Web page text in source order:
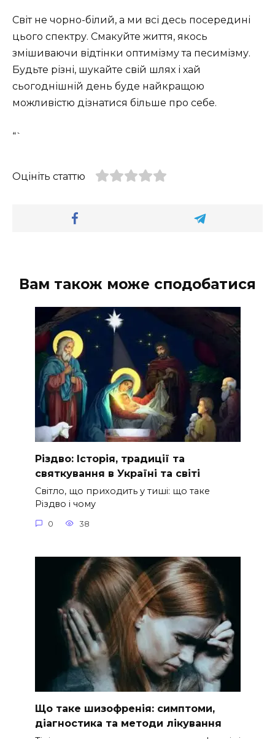
Світ не чорно-білий, а ми всі десь посередині
цього спектру. Смакуйте життя, якось
змішиваючи відтінки оптимізму та песимізму.
Будьте різні, шукайте свій шлях і хай
сьогоднішній день буде найкращою
можливістю дізнатися більше про себе.
“`
Оцініть статтю
Вам також може сподобатися
Різдво: Історія, традиції та
святкування в Україні та світі
Світло, що приходить у тиші: що таке
Різдво і чому
0 38
Що таке шизофренія: симптоми,
діагностика та методи лікування